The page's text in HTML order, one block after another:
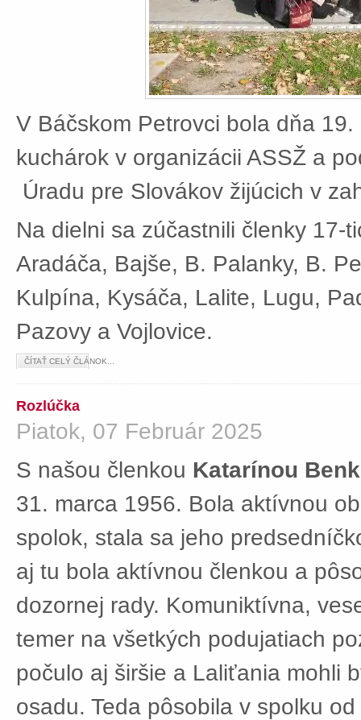
V Báčskom Petrovci bola dňa
kuchárok v organizácii ASSŽ a
Úradu pre Slovákov žijúcich v
Na dielni sa zúčastnili členky 17-
Aradáča, Bajše, B. Palanky, B.
Kulpína, Kysáča, Lalite, Lugu,
Pazovy a Vojlovice.
ČÍTAŤ CELÝ ČLÁNOK...
Rozlúčka
Piatok, 07 Február 2025
S našou členkou Katarínou
31. marca 1956. Bola aktívnou
spolok, stala sa jeho
aj tu bola aktívnou členkou a
dozornej rady. Komuniktívna,
temer na všetkých podujatiach
počulo aj širšie a Laliťania mohli
osadu. Teda pôsobila v spolku